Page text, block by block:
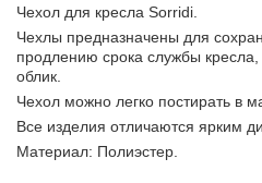
Чехол для кресла Sorridi.
Чехлы предназначены для
продлению срока службы
облик.
Чехол можно легко постирать в
Все изделия отличаются ярким
Материал: Полиэстер.